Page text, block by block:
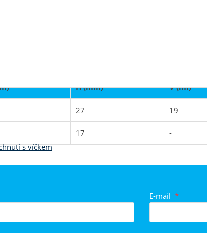
H (mm) V (ml)
27 19
17 -
kategorií
s víčkem
E-mail *